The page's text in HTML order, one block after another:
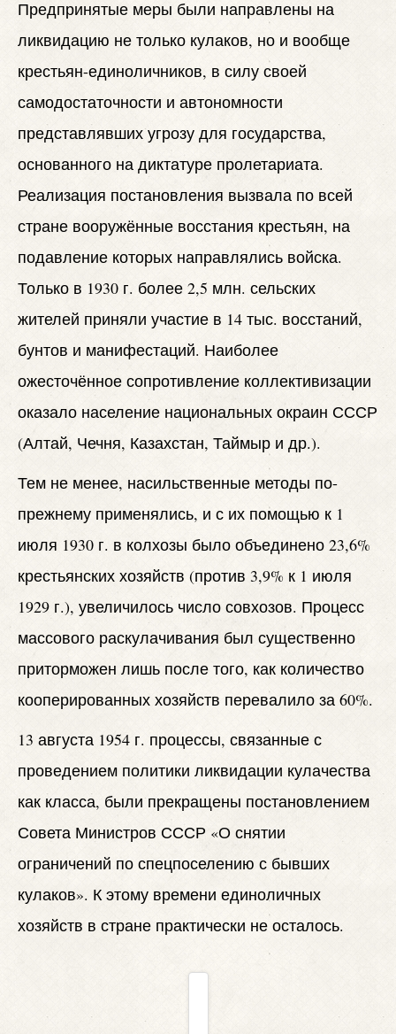
Предпринятые меры были направлены на
ликвидацию не только кулаков, но и вообще
крестьян-единоличников, в силу своей
самодостаточности и автономности
представлявших угрозу для государства,
основанного на диктатуре пролетариата.
Реализация постановления вызвала по всей
стране вооружённые восстания крестьян, на
подавление которых направлялись войска.
Только в 1930 г. более 2,5 млн. сельских
жителей приняли участие в 14 тыс. восстаний,
бунтов и манифестаций. Наиболее
ожесточённое сопротивление коллективизации
оказало население национальных окраин СССР
(Алтай, Чечня, Казахстан, Таймыр и др.).
Тем не менее, насильственные методы по-
прежнему применялись, и с их помощью к 1
июля 1930 г. в колхозы было объединено 23,6%
крестьянских хозяйств (против 3,9% к 1 июля
1929 г.), увеличилось число совхозов. Процесс
массового раскулачивания был существенно
приторможен лишь после того, как количество
кооперированных хозяйств перевалило за 60%.
13 августа 1954 г. процессы, связанные с
проведением политики ликвидации кулачества
как класса, были прекращены постановлением
Совета Министров СССР «О снятии
ограничений по спецпоселению с бывших
кулаков». К этому времени единоличных
хозяйств в стране практически не осталось.